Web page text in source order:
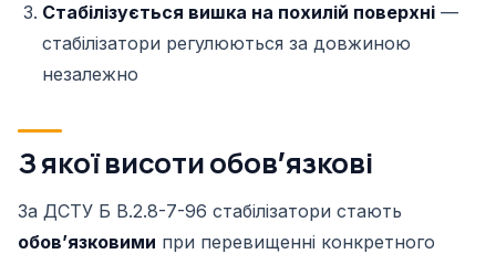
Стабілізується вишка на похилій поверхні —
стабілізатори регулюються за довжиною
незалежно
З якої висоти обовʼязкові
За ДСТУ Б В.2.8-7-96 стабілізатори стають
обовʼязковими при перевищенні конкретного